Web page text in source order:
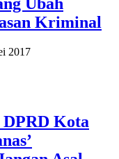
Kriminal
2017
Kota